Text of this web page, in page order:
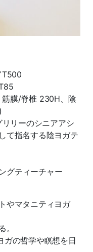
筋膜/脊椎 230H、陰
リーのシニアアシ
て指名する陰ヨガテ
グティーチャー
やマタニティヨガ
。
ガの哲学や瞑想を日